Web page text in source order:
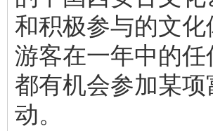
和积极参与的文
游客在一年中的
都有机会参加某
动。